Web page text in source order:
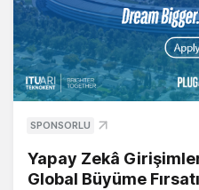
SPONSORLU
Yapay Zekâ
Global Büyüme